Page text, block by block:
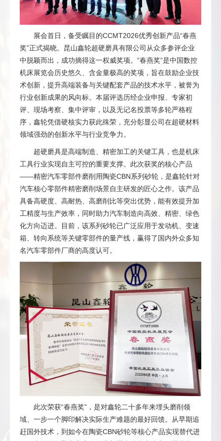
展会首日，备受瞩目的CCMT2026优秀创新产品“春燕
奖”正式揭晓。昆山鑫轮超硬磨具有限公司从众多参评企业
中脱颖而出，成功摘得这一权威奖项。“春燕奖”是中国数控
机床展览会历史悠久、含金量极高的奖项，旨在鼓励企业技
术创新，提升高端装备与关键配套产品的技术水平，被誉为
行业创新成果的风向标。本届评选历经企业申报、专家初
评、现场考察、集中评审，以及无记名投票等多轮严格程
序，鑫轮凭借硬核实力获此殊荣，充分彰显公司在超硬材料
领域强劲的创新水平与行业竞争力。
超硬磨具是高端制造、精密加工的关键工具，也是机床
工具行业实现自主可控的重要支撑。此次获奖的核心产品
——精密汽车零部件磨削用陶瓷CBN系列砂轮，是鑫轮针对
汽车核心零部件精密磨削场景自主研发的匠心之作。该产品
具备高硬度、高耐热、高磨削比等突出优势，能有效提升加
工精度与生产效率，同时助力汽车制造向高效、精密、绿色
化方向迈进。目前，该系列砂轮已广泛应用于发动机、变速
箱、转向系统等关键零部件的量产线，赢得了国内外众多知
名汽车零部件厂商的高度认可。
此次荣获“春燕奖”，是对鑫轮二十多年来埋头磨削领
域、一步一个脚印解决实际生产难题的最好回馈。从早期追
赶国外技术，到如今在陶瓷CBN砂轮等核心产品实现替代进